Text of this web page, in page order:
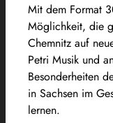
Mit dem Format
Möglichkeit, die
Chemnitz auf
Petri Musik und
Besonderheiten
in Sachsen im
lernen.